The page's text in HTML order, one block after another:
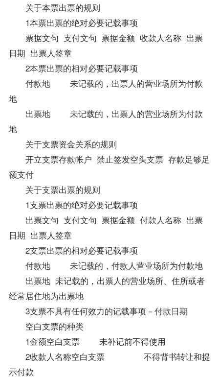
关于本票出票的规则
1本票出票的绝对必要记载事项
票据文句 支付文句 票据金额 收款人名称 出票
日期 出票人签章
2本票出票的相对必要记载事项
付款地 未记载的，出票人的营业场所为付款
地
出票地 未记载的，出票人的营业场所为付款
地
关于支票资金关系的规则
开立支票存款帐户 禁止签发空头支票 存款足够足
额支付
关于支票出票的规则
1支票出票的绝对必要记载事项
出票文句 支付文句 票据金额 付款人名称 出票
日期 出票人签章
2支票出票的相对必要记载事项
付款地 未记载的，付款人营业场所为付款地
出票地 未记载的，出票人的营业场所、住所或者
经常居住地为出票地
3支票不具有任何效力的记载事项－付款日期
空白支票的种类
1金额空白支票 未补记前不得使用
2收款人名称空白支票 不得背书转让和提
示付款